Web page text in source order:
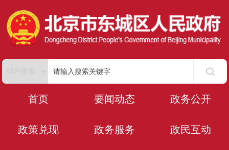
首页 要闻动态 政务公开
政策兑现 政务服务 政民互动